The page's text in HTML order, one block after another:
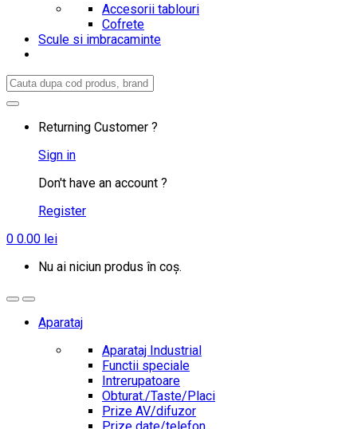
Accesorii tablouri
Cofrete
Scule si imbracaminte
Search
Returning Customer ?
Sign in
Don't have an account ?
Register
0 0.00 lei
Nu ai niciun produs în coș.
Aparataj
Aparataj Industrial
Functii speciale
Intrerupatoare
Obturat./Taste/Placi
Prize AV/difuzor